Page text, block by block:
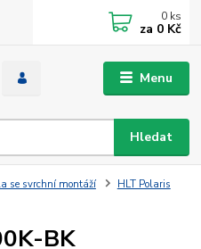
Menu
Hledat
0 ks
za 0 Kč
se svrchní montáží
HLT Polaris
BK